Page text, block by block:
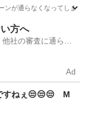
が通らなくなってしま
ン 方へ
社の審査に通らな
Ad
すねぇ😒😒😒 M